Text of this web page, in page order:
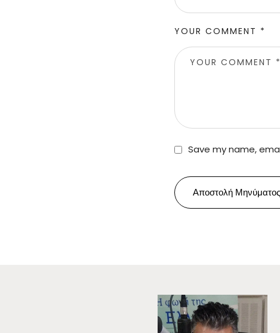
YOUR COMMENT *
Save my name,
Αποστολή Μηνύματος